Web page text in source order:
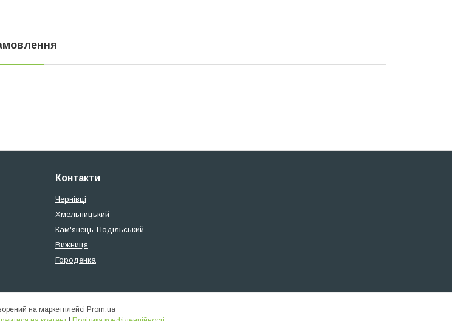
Контакти
Чернівці
Хмельницький
Кам'янець-Подільський
Вижниця
Городенка
на маркетплейсі Prom.ua